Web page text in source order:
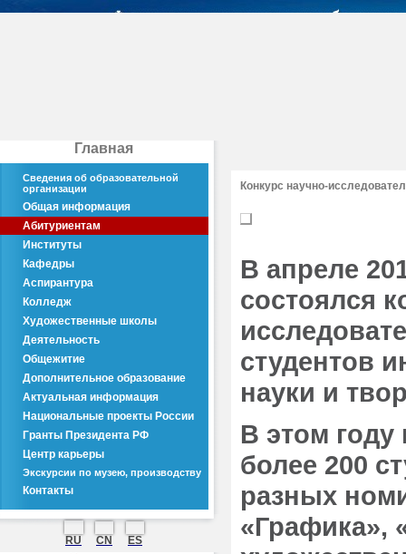
Главная
Сведения об образовательной
организации
Общая информация
Абитуриентам
Институты
Кафедры
Аспирантура
Колледж
Художественные школы
Деятельность
Общежитие
Дополнительное образование
Актуальная информация
Национальные проекты России
Гранты Президента РФ
Центр карьеры
Экскурсии по музею, производству
Контакты
RU CN ES
Конкурс научно-
В апреле
состоялся
студентов
науки и
В этом году
более 200
разных
«Графика»,